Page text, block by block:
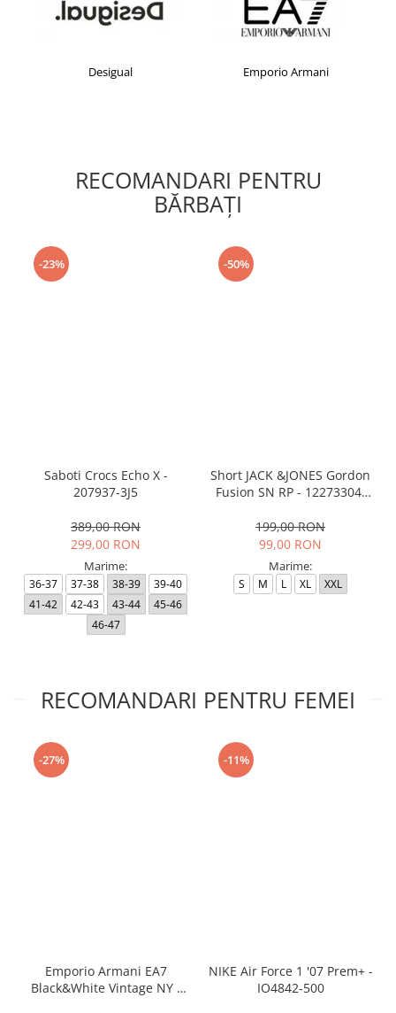
Desigual Emporio Armani
RECOMANDARI PENTRU
BĂRBAŢI
-23%
Saboti Crocs Echo X -
207937-3J5
389,00 RON
299,00 RON
Marime:
36-37 37-38 38-39
39-40
41-42
42-43 43-44
45-46
46-47
-50%
Short JACK &JONES Gordon
Fusion SN RP - 12273304-
199,00 RON
99,00 RON
Marime:
S M L XL XXL
RECOMANDARI PENTRU FEMEI
-27%
Emporio Armani EA7
Black&White Vintage NY -
-11%
NIKE Air Force 1 '07 Prem+ -
IO4842-500